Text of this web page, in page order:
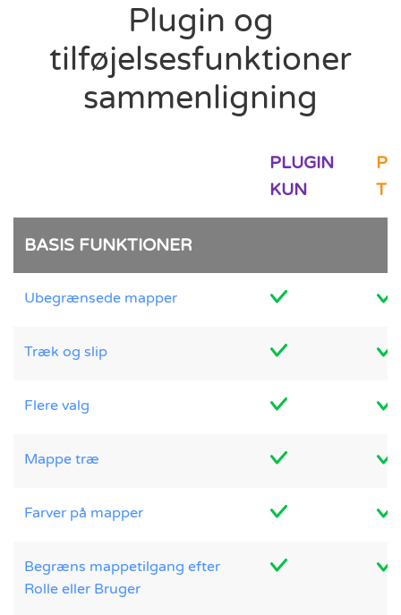
Plugin og
tilføjelsesfunktioner
sammenligning
PLUGIN
KUN
BASIS FUNKTIONER
Ubegrænsede mapper
Træk og slip
Flere valg
Mappe træ
Farver på mapper
Begræns mappetilgang efter
Rolle eller Bruger